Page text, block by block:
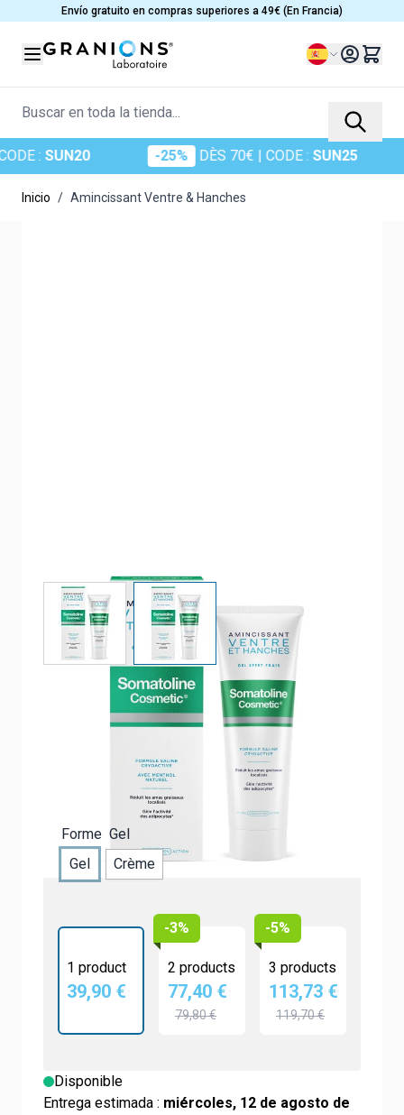
Ir al contenidoEnvío gratuito en compras superiores a 49€ (En Francia)
Lenguaje
Buscar en toda la tienda...
:SUN20 -25% DÈS 70€ | CODE :SUN25
Inicio / Amincissant Ventre & Hanches
View larger imageView larger image
AMINCISSANT VENTRE &
HANCHES - GEL EFFET FRAIS
5/5 -8 reviews
Forme Gel
Gel
Crème
1 product
39,90 €
-3%
2 products
77,40 €
79,80 €
-5%
3 products
113,73 €
119,70 €
Disponible
Entrega estimada : miércoles, 12 de agosto de